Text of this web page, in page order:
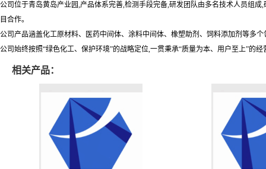
公司位于青岛黄岛产业园,产品体系完善,检测手段完备,研发团队由多名技术人员组
目合作。
公司产品涵盖化工原材料、医药中间体、涂料中间体、橡塑助剂、饲料添加剂等多
公司始终按照“绿色化工、保护环境”的战略定位,一贯秉承“质量为本、用户至上”的
相关产品：